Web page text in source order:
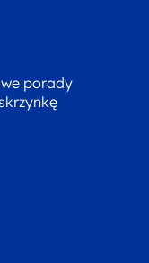
porady